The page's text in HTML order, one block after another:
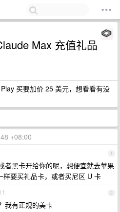
Max 充值礼品
买要加价 25 美元，想看看有没
+08:00
1
者黑卡开给你的呢，想便宜就去苹果
要买礼品卡，或者买尼区 U 卡
2
我有正规的美卡